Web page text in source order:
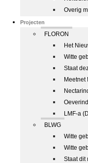
Overig
Projecten
FLORON
Het
Witte
Staat
Meetnet
LMF-a
BLWG
Witte
Witte
Staat dit